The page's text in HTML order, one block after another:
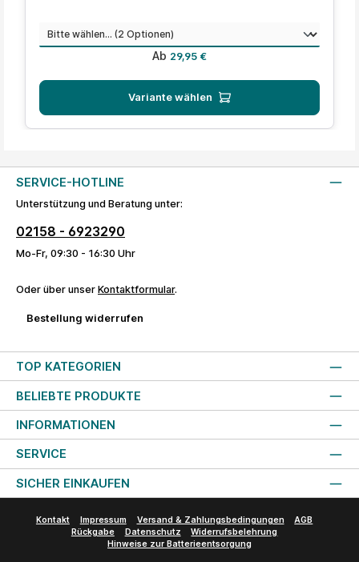
Mengeauswählen
Regulärer Preis:
Ab 29,95 €
Variante wählen
SERVICE-HOTLINE
Unterstützung und Beratung unter:
02158 - 6923290
Mo-Fr, 09:30 - 16:30 Uhr
Oder über unser Kontaktformular.
Bestellung widerrufen
TOP KATEGORIEN
BELIEBTE PRODUKTE
INFORMATIONEN
SERVICE
SICHER EINKAUFEN
Kontakt Impressum Versand & Zahlungsbedingungen
AGB
Rückgabe
Datenschutz
Widerrufsbelehrung
Hinweise zur Batterieentsorgung